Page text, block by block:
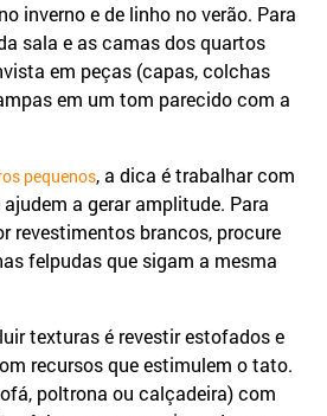
inverno e de linho no verão. Para
sala e as camas dos quartos
em peças (capas, colchas
em um tom parecido com a
pequenos, a dica é trabalhar com
a gerar amplitude. Para
revestimentos brancos, procure
felpudas que sigam a mesma
texturas é revestir estofados e
recursos que estimulem o tato.
poltrona ou calçadeira) com